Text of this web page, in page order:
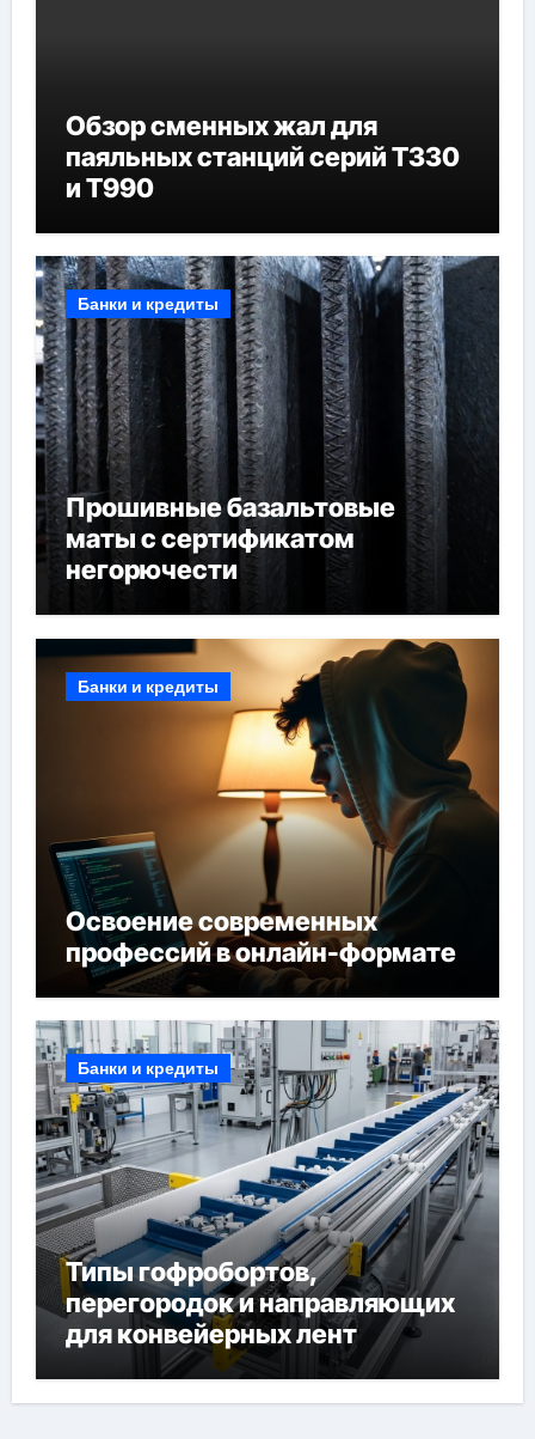
Обзор сменных жал для
паяльных станций серий T330
и T990
Банки и кредиты
Прошивные базальтовые
маты с сертификатом
негорючести
Банки и кредиты
Освоение современных
профессий в онлайн-формате
Банки и кредиты
Типы гофробортов,
перегородок и направляющих
для конвейерных лент